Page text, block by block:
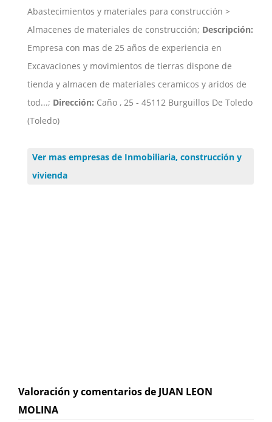
Abastecimientos y materiales para construcción >
Almacenes de materiales de construcción; Descripción:
Empresa con mas de 25 años de experiencia en
Excavaciones y movimientos de tierras dispone de
tienda y almacen de materiales ceramicos y aridos de
tod...; Dirección: Caño , 25 - 45112 Burguillos De Toledo
(Toledo)
Ver mas empresas de Inmobiliaria, construcción y
vivienda
Valoración y comentarios de JUAN LEON
MOLINA